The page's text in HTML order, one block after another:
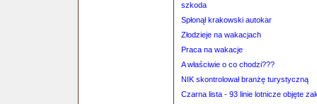
szkoda
Spłonął krakowski autokar
Złodzieje na wakacjach
Praca na wakacje
A właściwie o co chodzi???
NIK skontrolował branżę turystyczną
Czarna lista - 93 linie lotnicze objęte